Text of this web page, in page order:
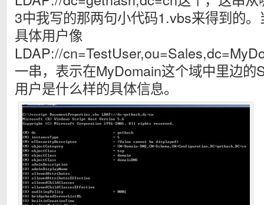
3中我写的那两句小代码1.vbs来得到的
具体用户像
LDAP://
一串，表示在MyDomain这个域中里边
用户是什么样的具体信息。